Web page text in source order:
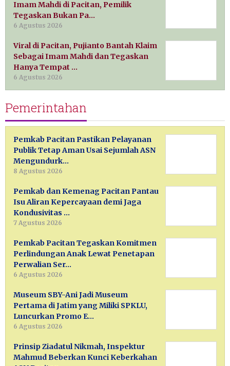
Imam Mahdi di Pacitan, Pemilik
Tegaskan Bukan Pa…
6 Agustus 2026
Viral di Pacitan, Pujianto Bantah Klaim
Sebagai Imam Mahdi dan Tegaskan
Hanya Tempat …
6 Agustus 2026
Pemerintahan
Pemkab Pacitan Pastikan Pelayanan
Publik Tetap Aman Usai Sejumlah ASN
Mengundurk…
8 Agustus 2026
Pemkab dan Kemenag Pacitan Pantau
Isu Aliran Kepercayaan demi Jaga
Kondusivitas …
7 Agustus 2026
Pemkab Pacitan Tegaskan Komitmen
Perlindungan Anak Lewat Penetapan
Perwalian Ser…
6 Agustus 2026
Museum SBY-Ani Jadi Museum
Pertama di Jatim yang Miliki SPKLU,
Luncurkan Promo E…
6 Agustus 2026
Prinsip Ziadatul Nikmah, Inspektur
Mahmud Beberkan Kunci Keberkahan